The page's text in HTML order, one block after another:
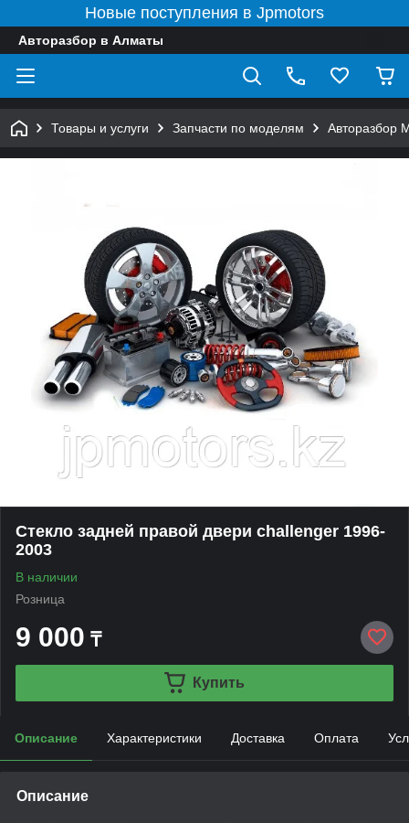
Новые поступления в Jpmotors
Авторазбор в Алматы
Товары и услуги Запчасти по моделям Авторазбор
Стекло задней правой двери challenger 1996-
2003
В наличии
Розница
9 000 ₸
Купить
Описание Характеристики Доставка Оплата
Описание